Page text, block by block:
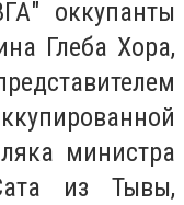
оккупанты
Глеба Хора,
министра
из Тывы,